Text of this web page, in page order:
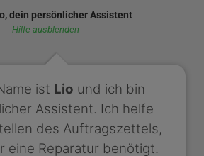
dein persönlicher Assistent
Hilfe ausblenden
ist Lio und ich bin
Assistent. Ich helfe
des Auftragszettels,
eine Reparatur benötigt.